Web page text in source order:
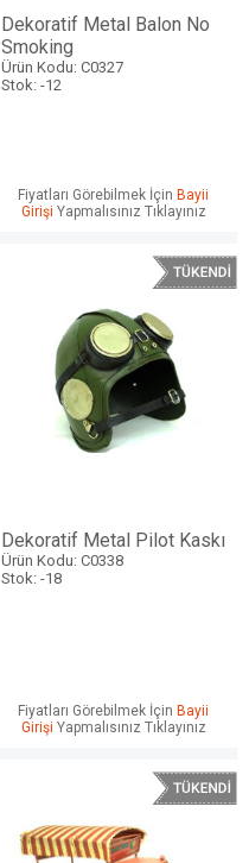
Dekoratif Metal Balon No
Smoking
Ürün Kodu: C0327
Stok: -12
Fiyatları Görebilmek İçin Bayii
Girişi Yapmalısınız Tıklayınız
Dekoratif Metal Pilot Kaskı
Ürün Kodu: C0338
Stok: -18
Fiyatları Görebilmek İçin Bayii
Girişi Yapmalısınız Tıklayınız